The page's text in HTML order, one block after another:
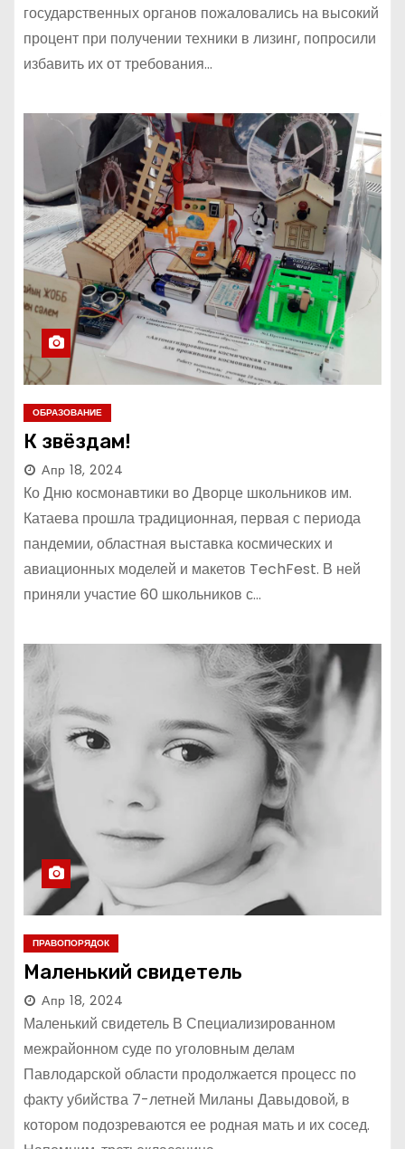
государственных органов пожаловались на высокий
процент при получении техники в лизинг, попросили
избавить их от требования…
ОБРАЗОВАНИЕ
К звёздам!
Апр 18, 2024
Ко Дню космонавтики во Дворце школьников им.
Катаева прошла традиционная, первая с периода
пандемии, областная выставка космических и
авиационных моделей и макетов TechFest. В ней
приняли участие 60 школьников с…
ПРАВОПОРЯДОК
Маленький свидетель
Апр 18, 2024
Маленький свидетель В Специализированном
межрайонном суде по уголовным делам
Павлодарской области продолжается процесс по
факту убийства 7-летней Миланы Давыдовой, в
котором подозреваются ее родная мать и их сосед.